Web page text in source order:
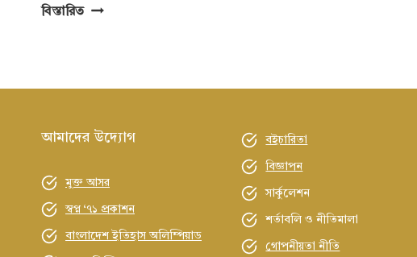
বিস্তারিতআমার
অসাধারণ
আমাদের উদ্যোগ
মুক্ত আসর
স্বপ্ন ‘৭১ প্রকাশন
বাংলাদেশ ইতিহাস অলিম্পিয়াড
বইচারিতা
বিজ্ঞাপন
সার্কুলেশন
শর্তাবলি ও নীতিমালা
গোপনীয়তা নীতি